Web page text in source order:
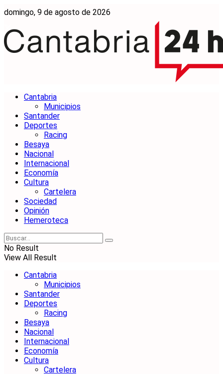
domingo, 9 de agosto de 2026
Cantabria
Municipios
Santander
Deportes
Racing
Besaya
Nacional
Internacional
Economía
Cultura
Cartelera
Sociedad
Opinión
Hemeroteca
No Result
View All Result
Cantabria
Municipios
Santander
Deportes
Racing
Besaya
Nacional
Internacional
Economía
Cultura
Cartelera